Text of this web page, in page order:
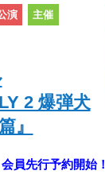
演 主催
2 爆弾犬
』
員先行予約開始！